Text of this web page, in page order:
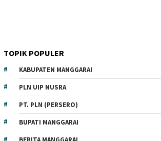
TOPIK POPULER
KABUPATEN MANGGARAI
PLN UIP NUSRA
PT. PLN (PERSERO)
BUPATI MANGGARAI